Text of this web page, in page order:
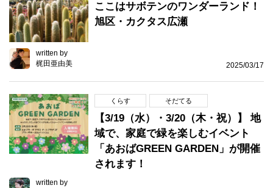
ここはサボテンのワンダーランド！
旭区・カクタス広瀬
written by
梶田亜由美
2025/03/17
くらす そだてる
【3/19（水）・3/20（木・祝）】 地
域で、家庭で緑を楽しむイベント
「あおばGREEN GARDEN」が開催
されます！
written by